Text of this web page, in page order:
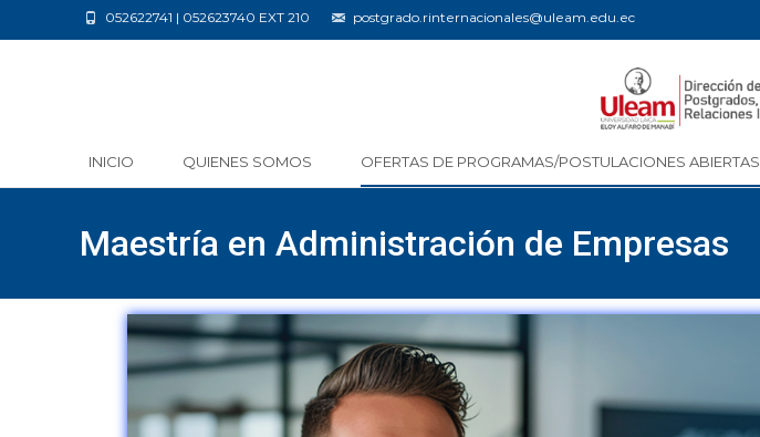
052622741 | 052623740 EXT 210 postgrado.rinternacionales@uleam.edu.ec
INICIO QUIENES SOMOS OFERTAS DE PROGRAMAS/POSTULACIONES ABIERTAS
Maestría en Administración de Empresas